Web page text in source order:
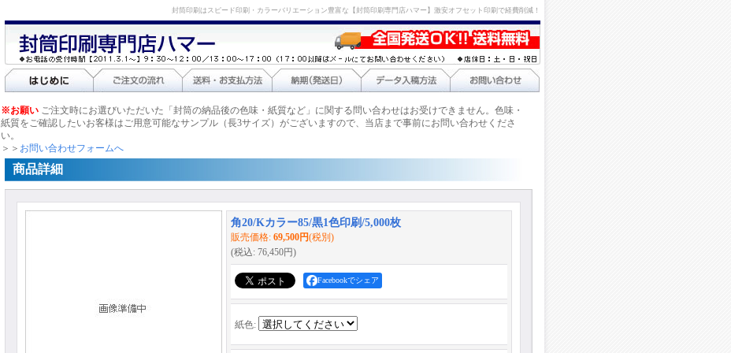
封筒印刷はスピード印刷・カラーバリエーション豊富な【封筒印刷専門店ハマー】激安オフセット印刷で経費削減！
※お願い ご注文時にお選びいただいた「封筒の納品後の色味・紙質など」に関する問い合わせはお受けできません。色味・
紙質をご確認したいお客様はご用意可能なサンプル（長3サイズ）がございますので、当店まで事前にお問い合わせくださ
い。
＞＞ お問い合わせフォームへ
商品詳細
角20/Kカラー85/黒1色印刷/5,000枚
販売価格: 69,500円(税別)
(税込: 76,450円)
Facebookでシェア
紙色: